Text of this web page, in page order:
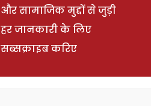
और सामाजिक मुद्दों से जुड़ी
हर जानकारी के लिए
सब्सक्राइब करिए